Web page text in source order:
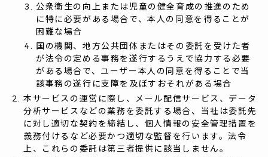
公衆衛生の向上または児童の健全育成の推進のため
に特に必要がある場合で、本人の同意を得ることが
困難な場合
国の機関、地方公共団体またはその委託を受けた者
が法令の定める事務を遂行するうえで協力する必要
がある場合で、ユーザー本人の同意を得ることで当
該事務の遂行に支障を及ぼすおそれがある場合
本サービスの運営に際し、メール配信サービス、データ
分析サービスなどの業務を委託する場合、当社は委託先
に対し適切な契約を締結し、個人情報の安全管理措置を
義務付けるなど必要かつ適切な監督を行います。法令
上、これらの委託は第三者提供に該当しません。